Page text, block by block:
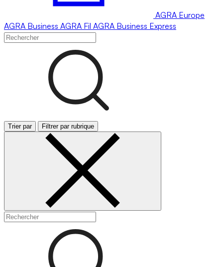
AGRA Europe
AGRA Business AGRA Fil AGRA Business Express
Trier par Filtrer par rubrique